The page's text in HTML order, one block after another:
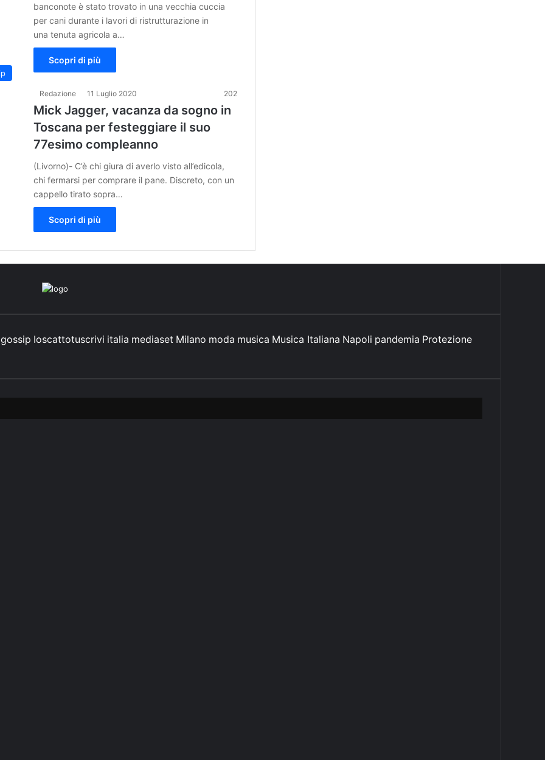
banconote è stato trovato in una vecchia cuccia
per cani durante i lavori di ristrutturazione in
una tenuta agricola a…
Scopri di più
Redazione 11 Luglio 2020 202
Mick Jagger, vacanza da sogno in
Toscana per festeggiare il suo
77esimo compleanno
(Livorno)- C’è chi giura di averlo visto all’edicola,
chi fermarsi per comprare il pane. Discreto, con un
cappello tirato sopra…
Scopri di più
gossip Ioscattotuscrivi italia mediaset Milano moda musica Musica Italiana Napoli pandemia Protezione